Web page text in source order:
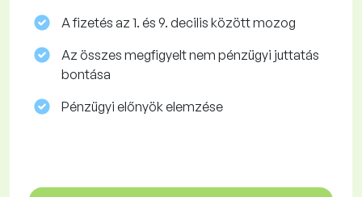
A fizetés az 1. és 9. decilis között mozog
Az összes megfigyelt nem pénzügyi juttatás
bontása
Pénzügyi előnyök elemzése